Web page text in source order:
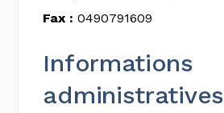
Fax : 0490791609
Informations
administratives